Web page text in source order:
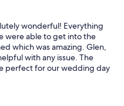
wonderful! Everything
were able to get into the
which was amazing. Glen,
with any issue. The
perfect for our wedding day
recommend renting this
were 20 of us total! We
then had dinner inside